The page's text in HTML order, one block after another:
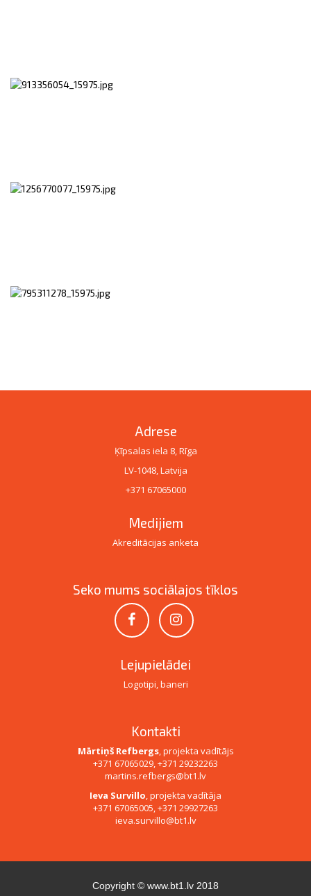
Adrese
Ķīpsalas iela 8, Rīga
LV-1048, Latvija
+371 67065000
Medijiem
Akreditācijas anketa
Seko mums sociālajos tīklos
Lejupielādei
Logotipi, baneri
Kontakti
Mārtiņš Refbergs, projekta vadītājs
+371 67065029, +371 29232263
martins.refbergs@bt1.lv
Ieva Survillo, projekta vadītāja
+371 67065005, +371 29927263
ieva.survillo@bt1.lv
Copyright © www.bt1.lv 2018